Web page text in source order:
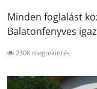
Minden foglalást
Balatonfenyves
2306 megtekintés